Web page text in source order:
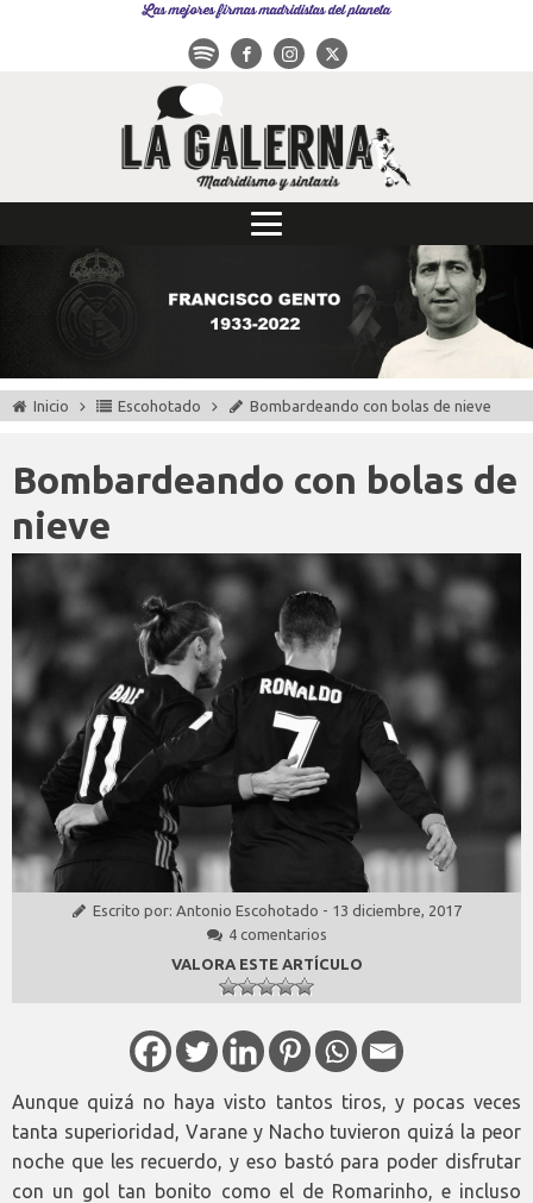
Las mejores firmas madridistas del planeta
Inicio Escohotado Bombardeando con bolas de nieve
Bombardeando con bolas de
nieve
Escrito por: Antonio Escohotado - 13 diciembre, 2017
4 comentarios
VALORA ESTE ARTÍCULO
Aunque quizá no haya visto tantos tiros, y pocas veces
tanta superioridad, Varane y Nacho tuvieron quizá la peor
noche que les recuerdo, y eso bastó para poder disfrutar
con un gol tan bonito como el de Romarinho, e incluso